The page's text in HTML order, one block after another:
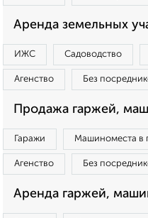
Аренда земельных
ИЖС Садоводство
Агенство Без
Продажа гаржей,
Гаражи Машиноместа в
Агенство Без
Аренда гаржей,